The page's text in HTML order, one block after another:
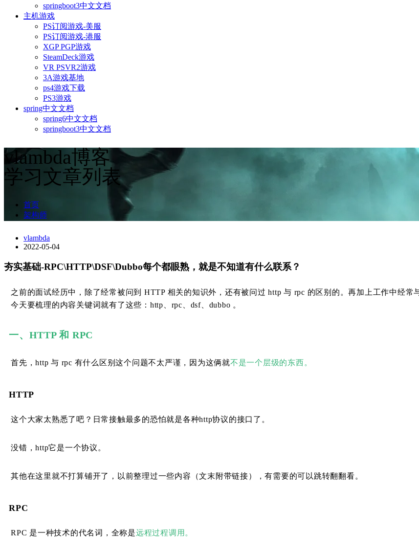
springboot3中文文档
主机游戏
PS订阅游戏-美服
PS订阅游戏-港服
XGP PGP游戏
SteamDeck游戏
VR PSVR2游戏
3A游戏基地
ps4游戏下载
PS3游戏
spring中文文档
spring6中文文档
springboot3中文文档
vlambda博客
学习文章列表
首页
架构师
vlambda
2022-05-04
夯实基础-RPC\HTTP\DSF\Dubbo每个都眼熟，就是不知道有什么联系？
之前的面试经历中，除了经常被问到 HTTP 相关的知识外，还有被问过 http 与 rpc 的区别的。再加上工作中经
今天要梳理的内容关键词就有了这些：http、rpc、dsf、dubbo 。
一、HTTP 和 RPC
首先，http 与 rpc 有什么区别这个问题不太严谨，因为这俩就不是一个层级的东西。
HTTP
这个大家太熟悉了吧？日常接触最多的恐怕就是各种http协议的接口了。
没错，http它是一个协议。
其他在这里就不打算铺开了，以前整理过一些内容（文末附带链接），有需要的可以跳转翻翻看。
RPC
RPC 是一种技术的代名词，全称是远程过程调用。